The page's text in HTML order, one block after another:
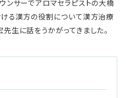
ンサーでアロマセラピストの大橋
る漢方の役割について漢方治療
生に話をうかがってきました。